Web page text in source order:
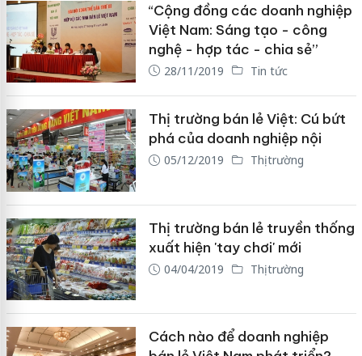
“Cộng đồng các doanh nghiệp
Việt Nam: Sáng tạo - công
nghệ - hợp tác - chia sẻ”
28/11/2019 Tin tức
Thị trường bán lẻ Việt: Cú bứt
phá của doanh nghiệp nội
05/12/2019 Thị trường
Thị trường bán lẻ truyền thống
xuất hiện 'tay chơi' mới
04/04/2019 Thị trường
Cách nào để doanh nghiệp